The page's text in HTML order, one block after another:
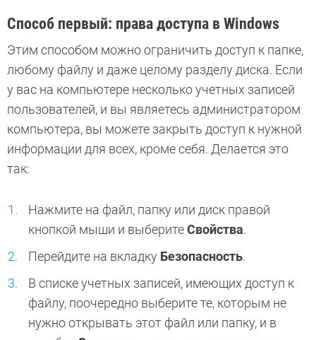
Способ первый: права доступа в Windows
Этим способом можно ограничить доступ к папке,
любому файлу и даже целому разделу диска. Если
у вас на компьютере несколько учетных записей
пользователей, и вы являетесь администратором
компьютера, вы можете закрыть доступ к нужной
информации для всех, кроме себя. Делается это
так:
Нажмите на файл, папку или диск правой
кнопкой мыши и выберитеСвойства.
Перейдите на вкладку Безопасность.
В списке учетных записей, имеющих доступ к
файлу, поочередно выберите те, которым не
нужно открывать этот файл или папку, и в